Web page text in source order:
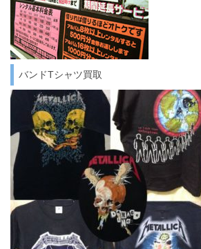
バンドTシャツ買取